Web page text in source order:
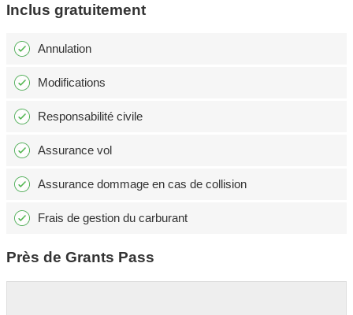
Inclus gratuitement
Annulation
Modifications
Responsabilité civile
Assurance vol
Assurance dommage en cas de collision
Frais de gestion du carburant
Près de Grants Pass